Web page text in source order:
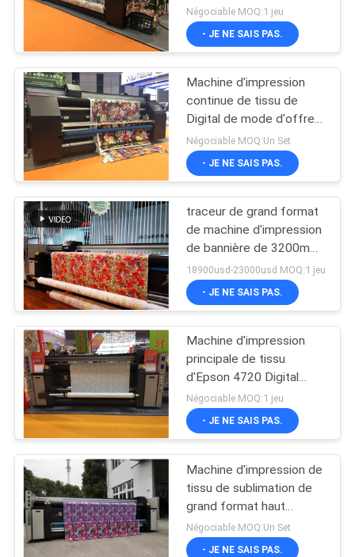
couleur de CMYK quatre
Négociable MOQ:1 jeu
- JE NE SAIS PAS.
Machine d'impression
continue de tissu de
Digital de mode d'offre
d'encre
Négociable MOQ:Un Set
- JE NE SAIS PAS.
traceur de grand format
de machine d'impression
de bannière de 3200mm
avec la tête d'impression
de 4720 Epson
18900usd-23000usd MOQ:1 jeu
- JE NE SAIS PAS.
Machine d'impression
principale de tissu
d'Epson 4720 Digital
automatique pour la
tente et le tissu de
parapluie de drapeau
Négociable MOQ:1 jeu
- JE NE SAIS PAS.
Machine d'impression de
tissu de sublimation de
grand format haut
Precison pour le
drapeau/affiche
Négociable MOQ:Un Set
- JE NE SAIS PAS.